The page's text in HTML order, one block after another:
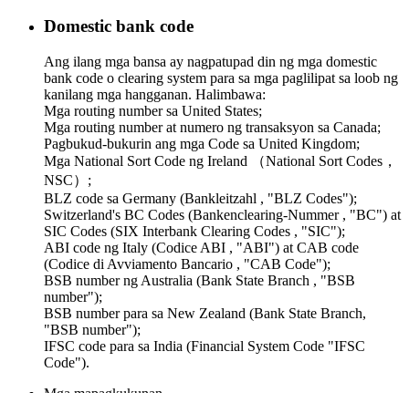
Domestic bank code
Ang ilang mga bansa ay nagpatupad din ng mga domestic
bank code o clearing system para sa mga paglilipat sa loob ng
kanilang mga hangganan. Halimbawa:
Mga routing number sa United States;
Mga routing number at numero ng transaksyon sa Canada;
Pagbukud-bukurin ang mga Code sa United Kingdom;
Mga National Sort Code ng Ireland （National Sort Codes，
NSC）;
BLZ code sa Germany (Bankleitzahl , "BLZ Codes");
Switzerland's BC Codes (Bankenclearing-Nummer , "BC") at
SIC Codes (SIX Interbank Clearing Codes , "SIC");
ABI code ng Italy (Codice ABI , "ABI") at CAB code
(Codice di Avviamento Bancario , "CAB Code");
BSB number ng Australia (Bank State Branch , "BSB
number");
BSB number para sa New Zealand (Bank State Branch,
"BSB number");
IFSC code para sa India (Financial System Code "IFSC
Code").